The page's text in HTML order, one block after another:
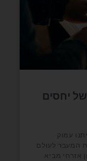
יחסים
עמוק
המעבר לעולם
אזרחי מביא